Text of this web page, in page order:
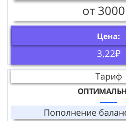
от
Цена:
3,22₽
Тариф
Пополнение